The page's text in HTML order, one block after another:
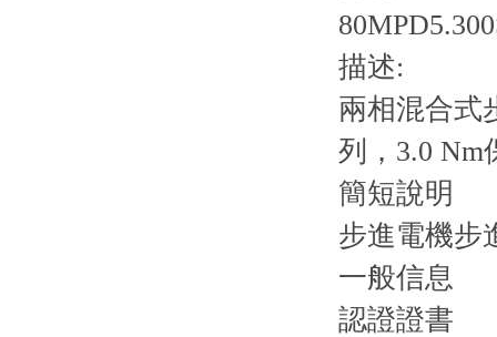
描述:
兩相混合式
列，3.0 Nm
簡短說明
步進電機步
一般信息
認證證書